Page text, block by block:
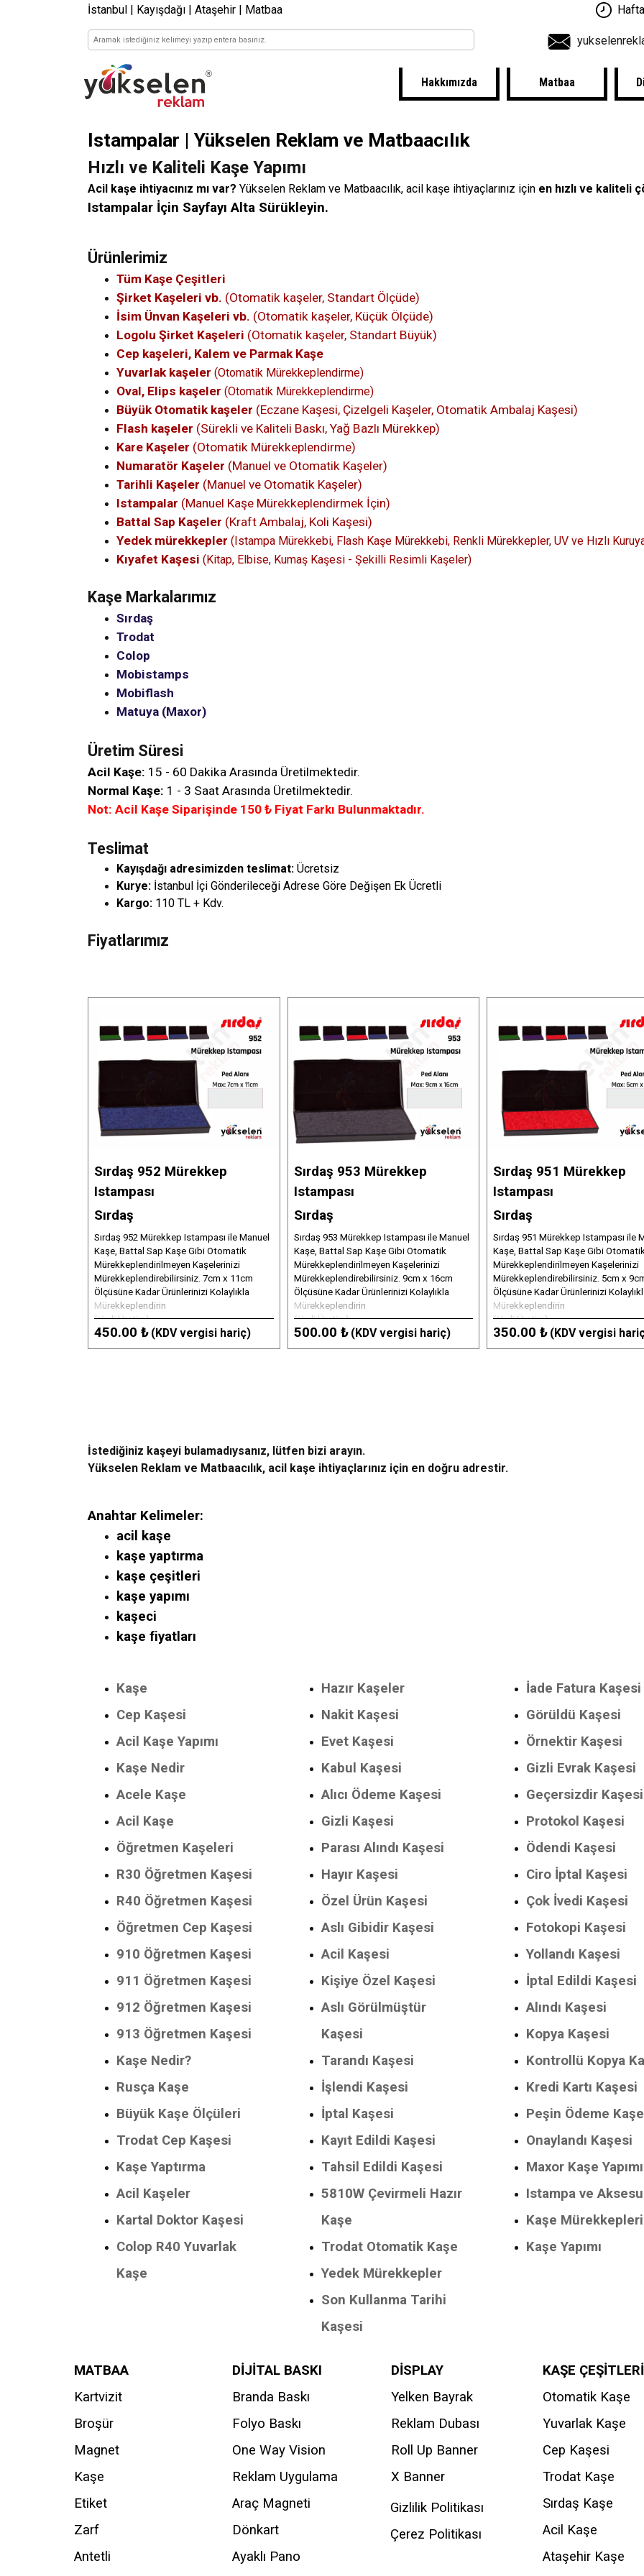
Hakkımızda Matbaa
İstanbul | Kayışdağı | Ataşehir | Matbaa
Istampalar | Yükselen Reklam ve Matbaacılık
Hızlı ve Kaliteli Kaşe Yapımı
Acil kaşe ihtiyacınız mı var? Yükselen Reklam ve Matbaacılık, acil kaşe ihtiyaçlarınız için en hızlı ve kaliteli
Istampalar İçin Sayfayı Alta Sürükleyin.
Ürünlerimiz
Tüm Kaşe Çeşitleri
Şirket Kaşeleri vb. (Otomatik kaşeler, Standart Ölçüde)
İsim Ünvan Kaşeleri vb. (Otomatik kaşeler, Küçük Ölçüde)
Logolu Şirket Kaşeleri (Otomatik kaşeler, Standart Büyük)
Cep kaşeleri, Kalem ve Parmak Kaşe
Yuvarlak kaşeler (Otomatik Mürekkeplendirme)
Oval, Elips kaşeler (Otomatik Mürekkeplendirme)
Büyük Otomatik kaşeler (Eczane Kaşesi, Çizelgeli Kaşeler, Otomatik Ambalaj Kaşesi)
Flash kaşeler (Sürekli ve Kaliteli Baskı, Yağ Bazlı Mürekkep)
Kare Kaşeler (Otomatik Mürekkeplendirme)
Numaratör Kaşeler (Manuel ve Otomatik Kaşeler)
Tarihli Kaşeler (Manuel ve Otomatik Kaşeler)
Istampalar (Manuel Kaşe Mürekkeplendirmek İçin)
Battal Sap Kaşeler (Kraft Ambalaj, Koli Kaşesi)
Yedek mürekkepler (Istampa Mürekkebi, Flash Kaşe Mürekkebi, Renkli Mürekkepler, UV ve Hızlı
Kıyafet Kaşesi (Kitap, Elbise, Kumaş Kaşesi - Şekilli Resimli Kaşeler)
Kaşe Markalarımız
Sırdaş
Trodat
Colop
Mobistamps
Mobiflash
Matuya (Maxor)
Üretim Süresi
Acil Kaşe: 15 - 60 Dakika Arasında Üretilmektedir.
Normal Kaşe: 1 - 3 Saat Arasında Üretilmektedir.
Not: Acil Kaşe Siparişinde 150 ₺ Fiyat Farkı Bulunmaktadır.
Teslimat
Kayışdağı adresimizden teslimat: Ücretsiz
Kurye: İstanbul İçi Gönderileceği Adrese Göre Değişen Ek Ücretli
Kargo: 110 TL + Kdv.
Fiyatlarımız
Sırdaş 952 Mürekkep
Istampası
Sırdaş
Sırdaş 952 Mürekkep Istampası ile Manuel
Kaşe, Battal Sap Kaşe Gibi Otomatik
Mürekkeplendirilmeyen Kaşelerinizi
Mürekkeplendirebilirsiniz. 7cm x 11cm
Ölçüsüne Kadar Ürünlerinizi Kolaylıkla
Mürekkeplendirin
(Yerli Üretim)
450.00 ₺ (KDV vergisi hariç)
Sırdaş 953 Mürekkep
Istampası
Sırdaş
Sırdaş 953 Mürekkep Istampası ile Manuel
Kaşe, Battal Sap Kaşe Gibi Otomatik
Mürekkeplendirilmeyen Kaşelerinizi
Mürekkeplendirebilirsiniz. 9cm x 16cm
Ölçüsüne Kadar Ürünlerinizi Kolaylıkla
Mürekkeplendirin
(Yerli Üretim)
500.00 ₺ (KDV vergisi hariç)
Sırdaş 951 Mürekkep
Istampası
Sırdaş
Sırdaş 951 Mürekkep Istampası ile
Kaşe, Battal Sap Kaşe Gibi Otomatik
Mürekkeplendirilmeyen Kaşelerinizi
Mürekkeplendirebilirsiniz. 5cm x
Ölçüsüne Kadar Ürünlerinizi
Mürekkeplendirin
(Yerli Üretim)
350.00 ₺ (KDV vergisi
İstediğiniz kaşeyi bulamadıysanız, lütfen bizi arayın.
Yükselen Reklam ve Matbaacılık, acil kaşe ihtiyaçlarınız için en doğru adrestir.
Anahtar Kelimeler:
acil kaşe
kaşe yaptırma
kaşe çeşitleri
kaşe yapımı
kaşeci
kaşe fiyatları
Kaşe
Cep Kaşesi
Acil Kaşe Yapımı
Kaşe Nedir
Acele Kaşe
Acil Kaşe
Öğretmen Kaşeleri
R30 Öğretmen Kaşesi
R40 Öğretmen Kaşesi
Öğretmen Cep Kaşesi
910 Öğretmen Kaşesi
911 Öğretmen Kaşesi
912 Öğretmen Kaşesi
913 Öğretmen Kaşesi
Kaşe Nedir?
Rusça Kaşe
Büyük Kaşe Ölçüleri
Trodat Cep Kaşesi
Kaşe Yaptırma
Acil Kaşeler
Kartal Doktor Kaşesi
Colop R40 Yuvarlak
Kaşe
Hazır Kaşeler
Nakit Kaşesi
Evet Kaşesi
Kabul Kaşesi
Alıcı Ödeme Kaşesi
Gizli Kaşesi
Parası Alındı Kaşesi
Hayır Kaşesi
Özel Ürün Kaşesi
Aslı Gibidir Kaşesi
Acil Kaşesi
Kişiye Özel Kaşesi
Aslı Görülmüştür
Kaşesi
Tarandı Kaşesi
İşlendi Kaşesi
İptal Kaşesi
Kayıt Edildi Kaşesi
Tahsil Edildi Kaşesi
5810W Çevirmeli Hazır
Kaşe
Trodat Otomatik Kaşe
Yedek Mürekkepler
Son Kullanma Tarihi
Kaşesi
İade Fatura Kaşesi
Görüldü Kaşesi
Örnektir Kaşesi
Gizli Evrak Kaşesi
Geçersizdir Kaşesi
Protokol Kaşesi
Ödendi Kaşesi
Ciro İptal Kaşesi
Çok İvedi Kaşesi
Fotokopi Kaşesi
Yollandı Kaşesi
İptal Edildi Kaşesi
Alındı Kaşesi
Kopya Kaşesi
Kontrollü Kopya
Kredi Kartı Kaşesi
Peşin Ödeme
Onaylandı Kaşesi
Maxor Kaşe Yapımı
Istampa ve
Kaşe Mürekkepleri
Kaşe Yapımı
MATBAA
Kartvizit
Broşür
Magnet
Kaşe
Etiket
Zarf
Antetli
DİJİTAL BASKI
Branda Baskı
Folyo Baskı
One Way Vision
Reklam Uygulama
Araç Magneti
Dönkart
Ayaklı Pano
DİSPLAY
Yelken Bayrak
Reklam Dubası
Roll Up Banner
X Banner
KAŞE ÇEŞİTLERİ
Otomatik Kaşe
Yuvarlak Kaşe
Cep Kaşesi
Trodat Kaşe
Sırdaş Kaşe
Acil Kaşe
Ataşehir Kaşe
Gizlilik Politikası
Çerez Politikası